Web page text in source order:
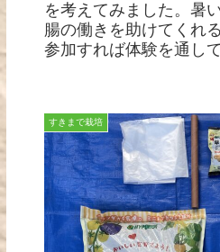
を考えてみました。暑
腸の働きを助けてくれ
参加すれば体験を通し
すきまで栽培